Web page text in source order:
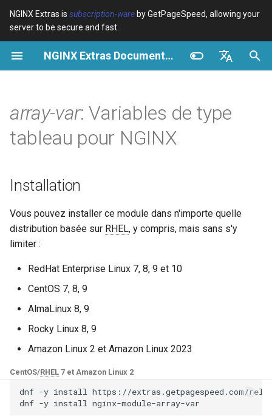
NGINX Extras is subscription-ware by GetPageSpeed, allowing your
server to be secure and fast.
NGINX Extras Documentation
Español
中文
I
n
i
s
e
Variables $bot_name
$bot_producer
$browser_name
$device_model
$is_ai_crawler
Examples
Directives geoip2
geoip2_proxy
Examples
Get started Configure filters safely
Filter catalogue
HTTPS support
Production operations
Cache and system settings
Admin pages
Experiments
CSS
JavaScript
Analytics and advanced
history
CVE-2012-4001
CVE-2012-4360
NGINX security update,
Description
Directives
array_map
Ici, nous supposons que vous
installeriez votre nginx sous
Voir aussi
GitHub
acme
ada
aws-sdk
base-encoding
checkups
consul-event
consul
VPS/Dedicated - FastCGI
Cache
Performance
Sécurité
RHEL/CentOS
NGINX-MOD - NGINX
santé pour RHEL
Serveur Web Tengine -
Installer sur RHEL, CentOS et
Rocky Linux
Modules NGINX pour le
panneau de contrôle Plesk -
Paquets RPM
Modules NGINX cPanel EA4 -
Transformez ea-nginx en une
de sécurité
Support HTTP/3 QUIC de
array-var: Variables de type
tableau pour NGINX
Installation
Vous pouvez installer ce module dans n'importe quelle
distribution basée sur RHEL, y compris, mais sans s'y
limiter :
RedHat Enterprise Linux 7, 8, 9 et 10
CentOS 7, 8, 9
AlmaLinux 8, 9
Rocky Linux 8, 9
Amazon Linux 2 et Amazon Linux 2023
CentOS/RHEL 7 et Amazon Linux 2
dnf -y install
https://extras.getpagespeed.com/
dnf -y install